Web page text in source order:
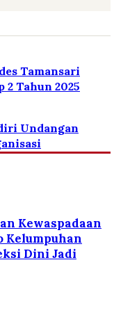
Tamansari
2 Tahun 2025
Undangan
Kewaspadaan
Kelumpuhan
Dini Jadi